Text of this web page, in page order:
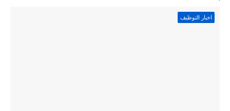
اخبار التوظيف